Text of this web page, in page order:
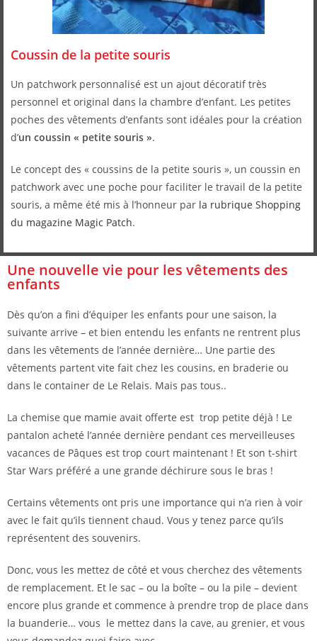
Coussin de la petite souris
Un patchwork personnalisé est un ajout décoratif très
personnel et original dans la chambre d’enfant. Les petites
poches des vêtements d’enfants sont idéales pour la création
d’un coussin « petite souris ».
Le concept des « coussins de la petite souris », un coussin en
patchwork avec une poche pour faciliter le travail de la petite
souris, a même été mis à l’honneur par la rubrique Shopping
du magazine Magic Patch.
Une nouvelle vie pour les vêtements des
enfants
Dès qu’on a fini d’équiper les enfants pour une saison, la
suivante arrive – et bien entendu les enfants ne rentrent plus
dans les vêtements de l’année dernière… Une partie des
vêtements partent vite fait chez les cousins, en braderie ou
dans le container de Le Relais. Mais pas tous..
La chemise que mamie avait offerte est trop petite déjà ! Le
pantalon acheté l’année dernière pendant ces merveilleuses
vacances de Pâques est trop court maintenant ! Et son t-shirt
Star Wars préféré a une grande déchirure sous le bras !
Certains vêtements ont pris une importance qui n’a rien à voir
avec le fait qu’ils tiennent chaud. Vous y tenez parce qu’ils
représentent des souvenirs.
Donc, vous les mettez de côté et vous cherchez des vêtements
de remplacement. Et le sac – ou la boîte – ou la pile – devient
encore plus grande et commence à prendre trop de place dans
la buanderie… vous le mettez dans la cave, au grenier, et vous